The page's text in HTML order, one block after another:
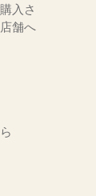
入さ
舗へ